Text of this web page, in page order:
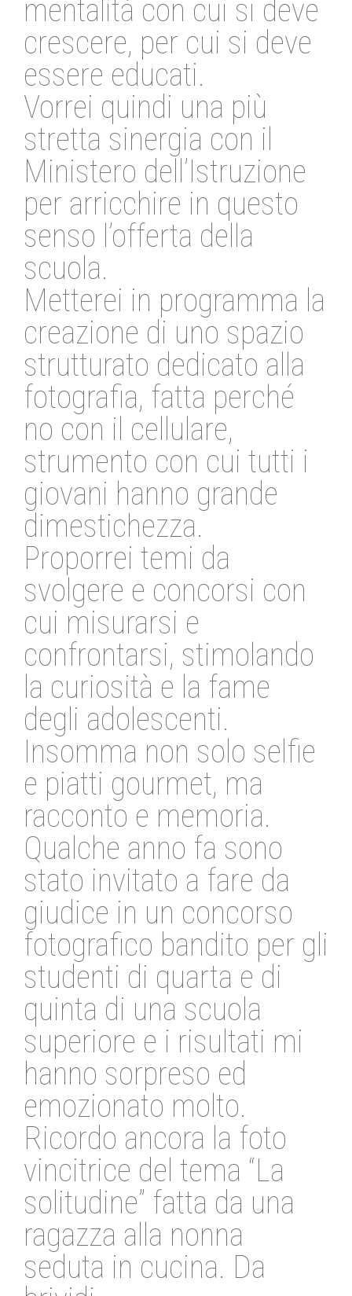
mentalità con cui si deve
crescere, per cui si deve
essere educati.
Vorrei quindi una più
stretta sinergia con il
Ministero dell’Istruzione
per arricchire in questo
senso l’offerta della
scuola.
Metterei in programma la
creazione di uno spazio
strutturato dedicato alla
fotografia, fatta perché
no con il cellulare,
strumento con cui tutti i
giovani hanno grande
dimestichezza.
Proporrei temi da
svolgere e concorsi con
cui misurarsi e
confrontarsi, stimolando
la curiosità e la fame
degli adolescenti.
Insomma non solo selfie
e piatti gourmet, ma
racconto e memoria.
Qualche anno fa sono
stato invitato a fare da
giudice in un concorso
fotografico bandito per gli
studenti di quarta e di
quinta di una scuola
superiore e i risultati mi
hanno sorpreso ed
emozionato molto.
Ricordo ancora la foto
vincitrice del tema “La
solitudine” fatta da una
ragazza alla nonna
seduta in cucina. Da